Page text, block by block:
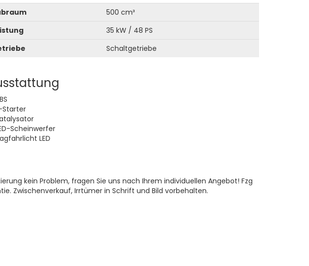
500 cm³
35 kW / 48 PS
Schaltgetriebe
Starter
Scheinwerfer
LED
kein Problem, fragen Sie uns nach Ihrem individuellen Angebot! Fzg
Zwischenverkauf, Irrtümer in Schrift und Bild vorbehalten.